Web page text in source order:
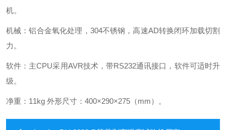
机。
机械：铝合金氧化处理，304不锈钢，高速AD转换闭环加载切割
力。
软件：主CPU采用AVR技术，带RS232通讯接口，软件可适时升
级。
净重：11kg 外形尺寸：400×290×275（mm）。